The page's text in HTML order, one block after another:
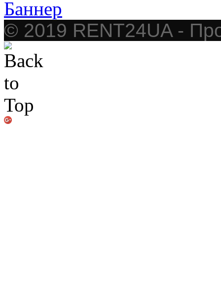
© 2019 RENT24UA -